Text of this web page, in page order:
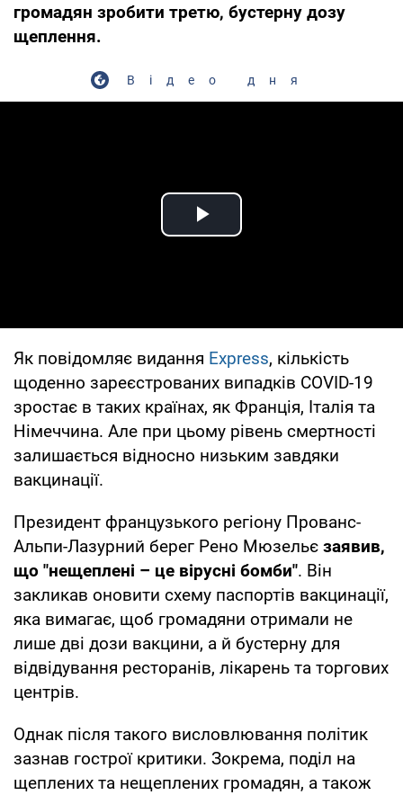
громадян зробити третю, бустерну дозу
щеплення.
Відео дня
Play Video
Як повідомляє видання Express, кількість
щоденно зареєстрованих випадків COVID-19
зростає в таких країнах, як Франція, Італія та
Німеччина. Але при цьому рівень смертності
залишається відносно низьким завдяки
вакцинації.
Президент французького регіону Прованс-
Альпи-Лазурний берег Рено Мюзельє заявив,
що "нещеплені – це вірусні бомби". Він
закликав оновити схему паспортів вакцинації,
яка вимагає, щоб громадяни отримали не
лише дві дози вакцини, а й бустерну для
відвідування ресторанів, лікарень та торгових
центрів.
Однак після такого висловлювання політик
зазнав гострої критики. Зокрема, поділ на
щеплених та нещеплених громадян, а також